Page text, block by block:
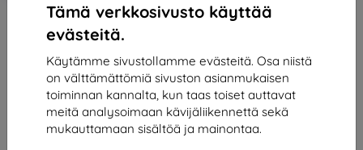
Tämä verkkosivusto käyttää
evästeitä.
Käytämme sivustollamme evästeitä. Osa niistä
on välttämättömiä sivuston asianmukaisen
toiminnan kannalta, kun taas toiset auttavat
meitä analysoimaan kävijäliikennettä sekä
mukauttamaan sisältöä ja mainontaa.
3mk Watch Protection
FlexibleGlass Hybrid glass for
Garett Compass GPS
11,61 €
Varastossa 4 kpl